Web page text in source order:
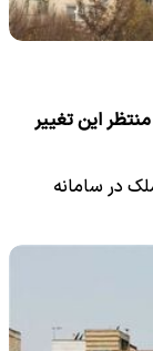
این تغییر
در سامانه